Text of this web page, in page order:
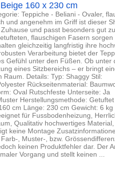
160 x 230 cm
Teppiche - Beliani - Ovaler,
und angenehm im Griff ist dieser
und passt besonders gut zu
flauschigen Fasern sorgen
gleichzeitig langfristig ihre
Verarbeitung bietet der
Gefühl unter den Füßen. Ob unter
eines Sitzbereichs – er bringt
Details: Typ: Shaggy Stil:
Rückseitenmaterial:
Oval Rutschfeste Unterseite: Ja
Herstellungsmethode: Getuftet
cm Länge: 230 cm Gewicht: 6 kg
für Fussbodenheizung,
Qualitativ hochwertiges
keine Montage
, Muster-, bzw.
keinen Produktfehler dar. Der
Vorgang und stellt keinen ...